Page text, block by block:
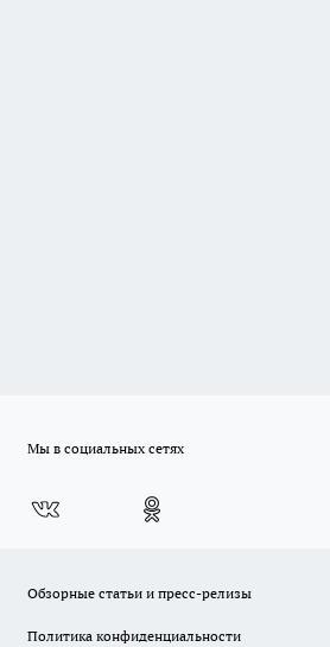
Мы в социальных сетях
Обзорные статьи и пресс-релизы
Политика конфиденциальности